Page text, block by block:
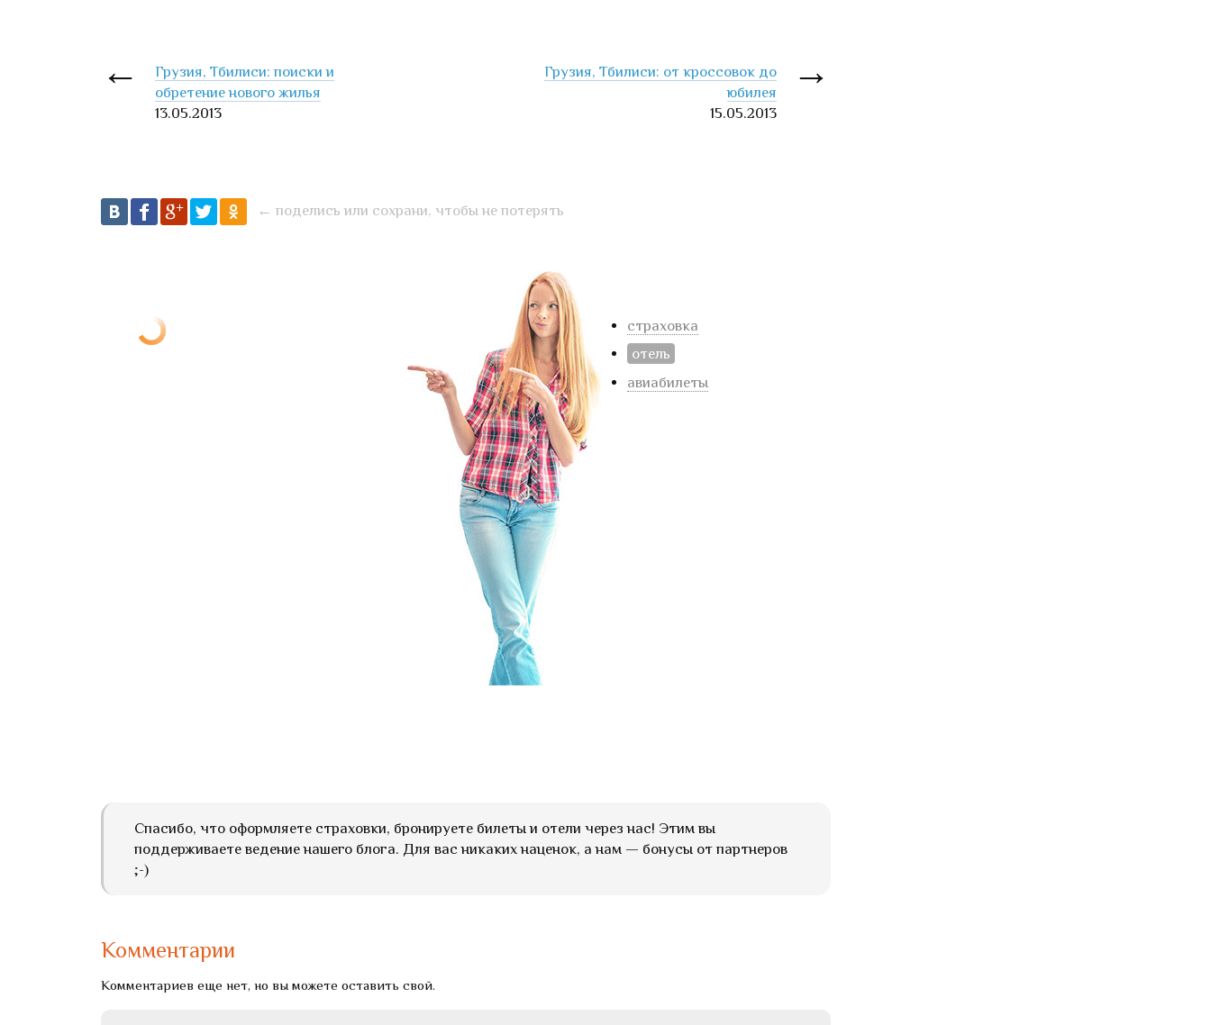
Грузия, Тбилиси: поиски и
обретение нового жилья
13.05.2013
Грузия, Тбилиси: от кроссовок до
юбилея
15.05.2013
← поделись или сохрани, чтобы не потерять
страховка
отель
авиабилеты
Спасибо, что оформляете страховки, бронируете билеты и отели через нас! Этим вы
поддерживаете ведение нашего блога. Для вас никаких наценок, а нам — бонусы от партнеров
;-)
Комментарии
Комментариев еще нет, но вы можете оставить свой.